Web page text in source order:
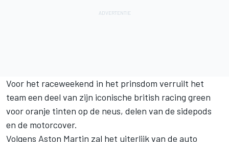
Voor het raceweekend in het prinsdom verruilt het
team een deel van zijn iconische british racing green
voor oranje tinten op de neus, delen van de sidepods
en de motorcover.
Volgens Aston Martin zal het uiterlijk van de auto